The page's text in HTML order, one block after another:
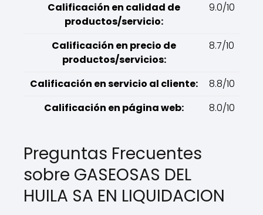
Calificación en calidad de
productos/servicio:
9.0/10
Calificación en precio de
productos/servicios:
8.7/10
Calificación en servicio al cliente:
8.8/10
Calificación en página web:
8.0/10
Preguntas Frecuentes
sobre GASEOSAS DEL
HUILA SA EN LIQUIDACION